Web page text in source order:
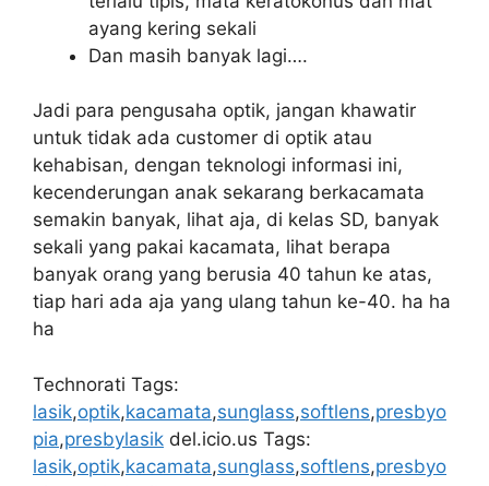
ayang kering sekali
Dan masih banyak lagi….
Jadi para pengusaha optik, jangan khawatir
untuk tidak ada customer di optik atau
kehabisan, dengan teknologi informasi ini,
kecenderungan anak sekarang berkacamata
semakin banyak, lihat aja, di kelas SD, banyak
sekali yang pakai kacamata, lihat berapa
banyak orang yang berusia 40 tahun ke atas,
tiap hari ada aja yang ulang tahun ke-40. ha ha
ha
Technorati Tags:
lasik,optik,kacamata,sunglass,softlens,presbyo
pia,presbylasik del.icio.us Tags:
lasik,optik,kacamata,sunglass,softlens,presbyo